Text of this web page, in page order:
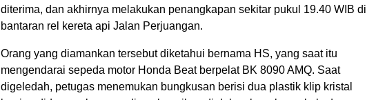
diterima, dan akhirnya melakukan penangkapan sekitar pukul 19.40 WIB di
bantaran rel kereta api Jalan Perjuangan.
Orang yang diamankan tersebut diketahui bernama HS, yang saat itu
mengendarai sepeda motor Honda Beat berpelat BK 8090 AMQ. Saat
digeledah, petugas menemukan bungkusan berisi dua plastik klip kristal